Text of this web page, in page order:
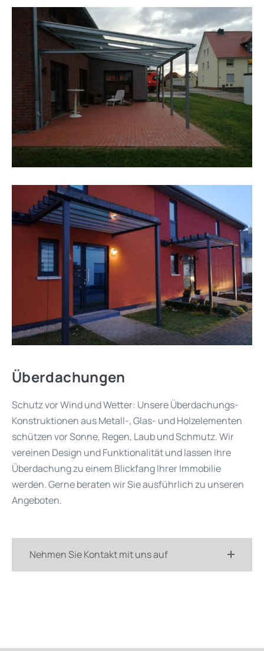
Überdachungen
Schutz vor Wind und Wetter: Unsere Überdachungs-
Konstruktionen aus Metall-, Glas- und Holzelementen
schützen vor Sonne, Regen, Laub und Schmutz. Wir
vereinen Design und Funktionalität und lassen Ihre
Überdachung zu einem Blickfang Ihrer Immobilie
werden. Gerne beraten wir Sie ausführlich zu unseren
Angeboten.
Nehmen Sie Kontakt mit uns auf